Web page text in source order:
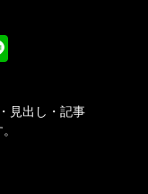
見出し・記事